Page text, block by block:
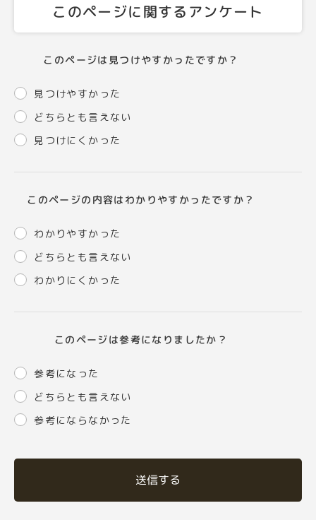
このページに関するアンケート
このページは見つけやすかったですか？
見つけやすかった
どちらとも言えない
見つけにくかった
このページの内容はわかりやすかったですか？
わかりやすかった
どちらとも言えない
わかりにくかった
このページは参考になりましたか？
参考になった
どちらとも言えない
参考にならなかった
送信する